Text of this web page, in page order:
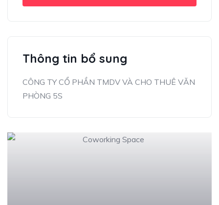
Thông tin bổ sung
CÔNG TY CỔ PHẦN TMDV VÀ CHO THUÊ VĂN
PHÒNG 5S